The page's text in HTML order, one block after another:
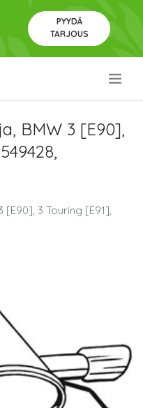
PYYDÄ
TARJOUS
BMW 3 [E90],
[E90], 3 Touring [E91],